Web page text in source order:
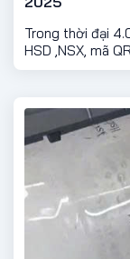
Trong thời đại
HSD ,NSX, mã
những doanh
nhựa, túi nilon,